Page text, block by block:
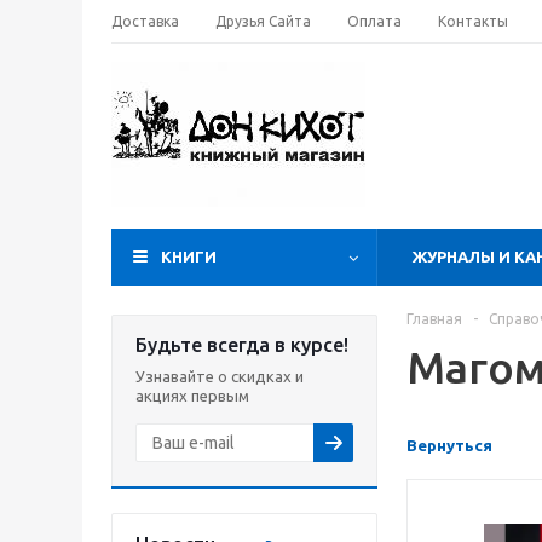
Доставка Друзья Сайта Оплата Контакты
КНИГИ ЖУРНАЛЫ И
Будьте всегда в курсе!
Узнавайте о скидках и
акциях первым
Главная -
Вернуться